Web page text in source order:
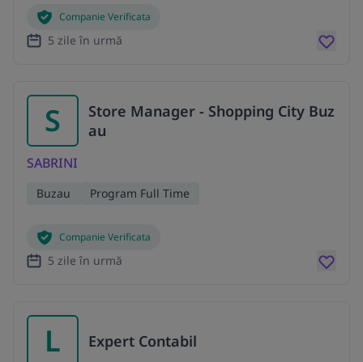
Companie Verificata
5 zile în urmă
S
Store Manager - Shopping City Buz
au
SABRINI
Buzau Program Full Time
Companie Verificata
5 zile în urmă
L Expert Contabil